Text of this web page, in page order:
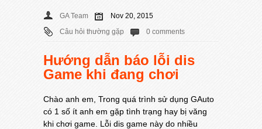
GA Team
Nov 20, 2015
Câu hỏi thường gặp
0 comments
Hướng dẫn báo lỗi dis
Game khi đang chơi
Chào anh em, Trong quá trình sử dụng GAuto
có 1 số ít anh em gặp tình trạng hay bị văng
khi chơi game. Lỗi dis game này do nhiều